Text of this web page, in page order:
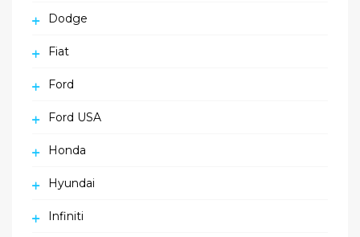
Dodge
Fiat
Ford
Ford USA
Honda
Hyundai
Infiniti